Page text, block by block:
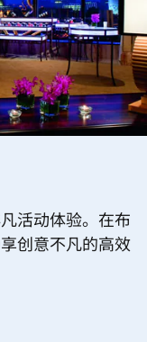
活动体验。在布
创意不凡的高效